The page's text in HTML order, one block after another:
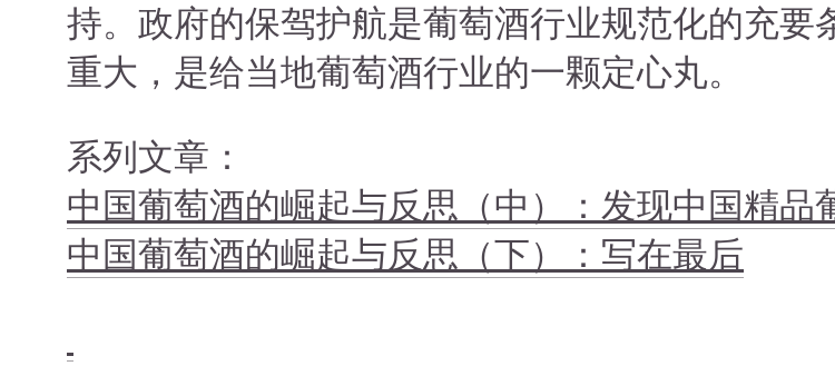
持。政府的保驾护航是葡萄酒行业规范化的充
重大，是给当地葡萄酒行业的一颗定心丸。
系列文章：
中国葡萄酒的崛起与反思（中）：发现中国精品
中国葡萄酒的崛起与反思（下）：写在最后